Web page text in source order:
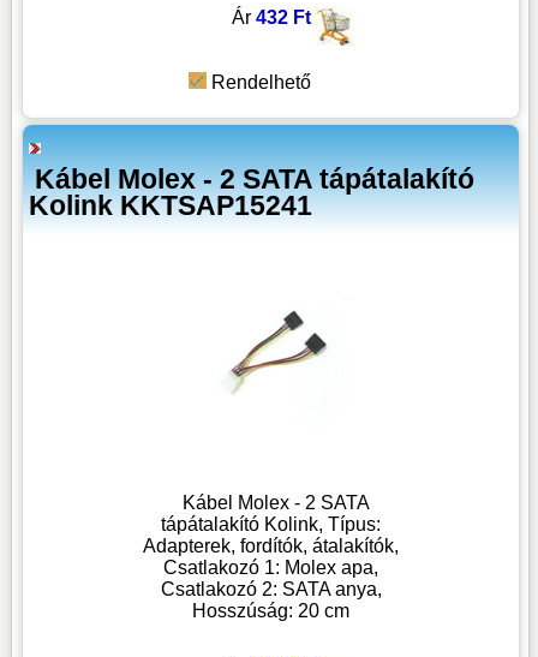
Ár 432 Ft
Rendelhető
Kábel Molex - 2 SATA tápátalakító
Kolink KKTSAP15241
Kábel Molex - 2 SATA
tápátalakító Kolink, Típus:
Adapterek, fordítók, átalakítók,
Csatlakozó 1: Molex apa,
Csatlakozó 2: SATA anya,
Hosszúság: 20 cm